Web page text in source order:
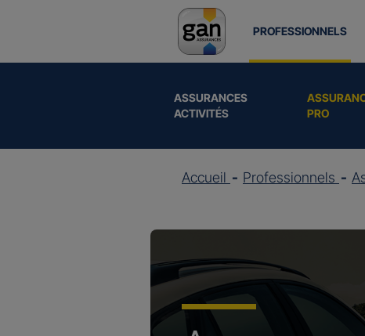
PROFESSIONNELS
ASSURANCES
ACTIVITÉS
PRO
Accueil Professionnels